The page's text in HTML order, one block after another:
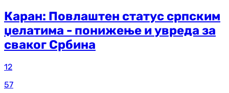
Каран: Повлаштен статус српским
џелатима - понижење и увреда за
сваког Србина
12
57